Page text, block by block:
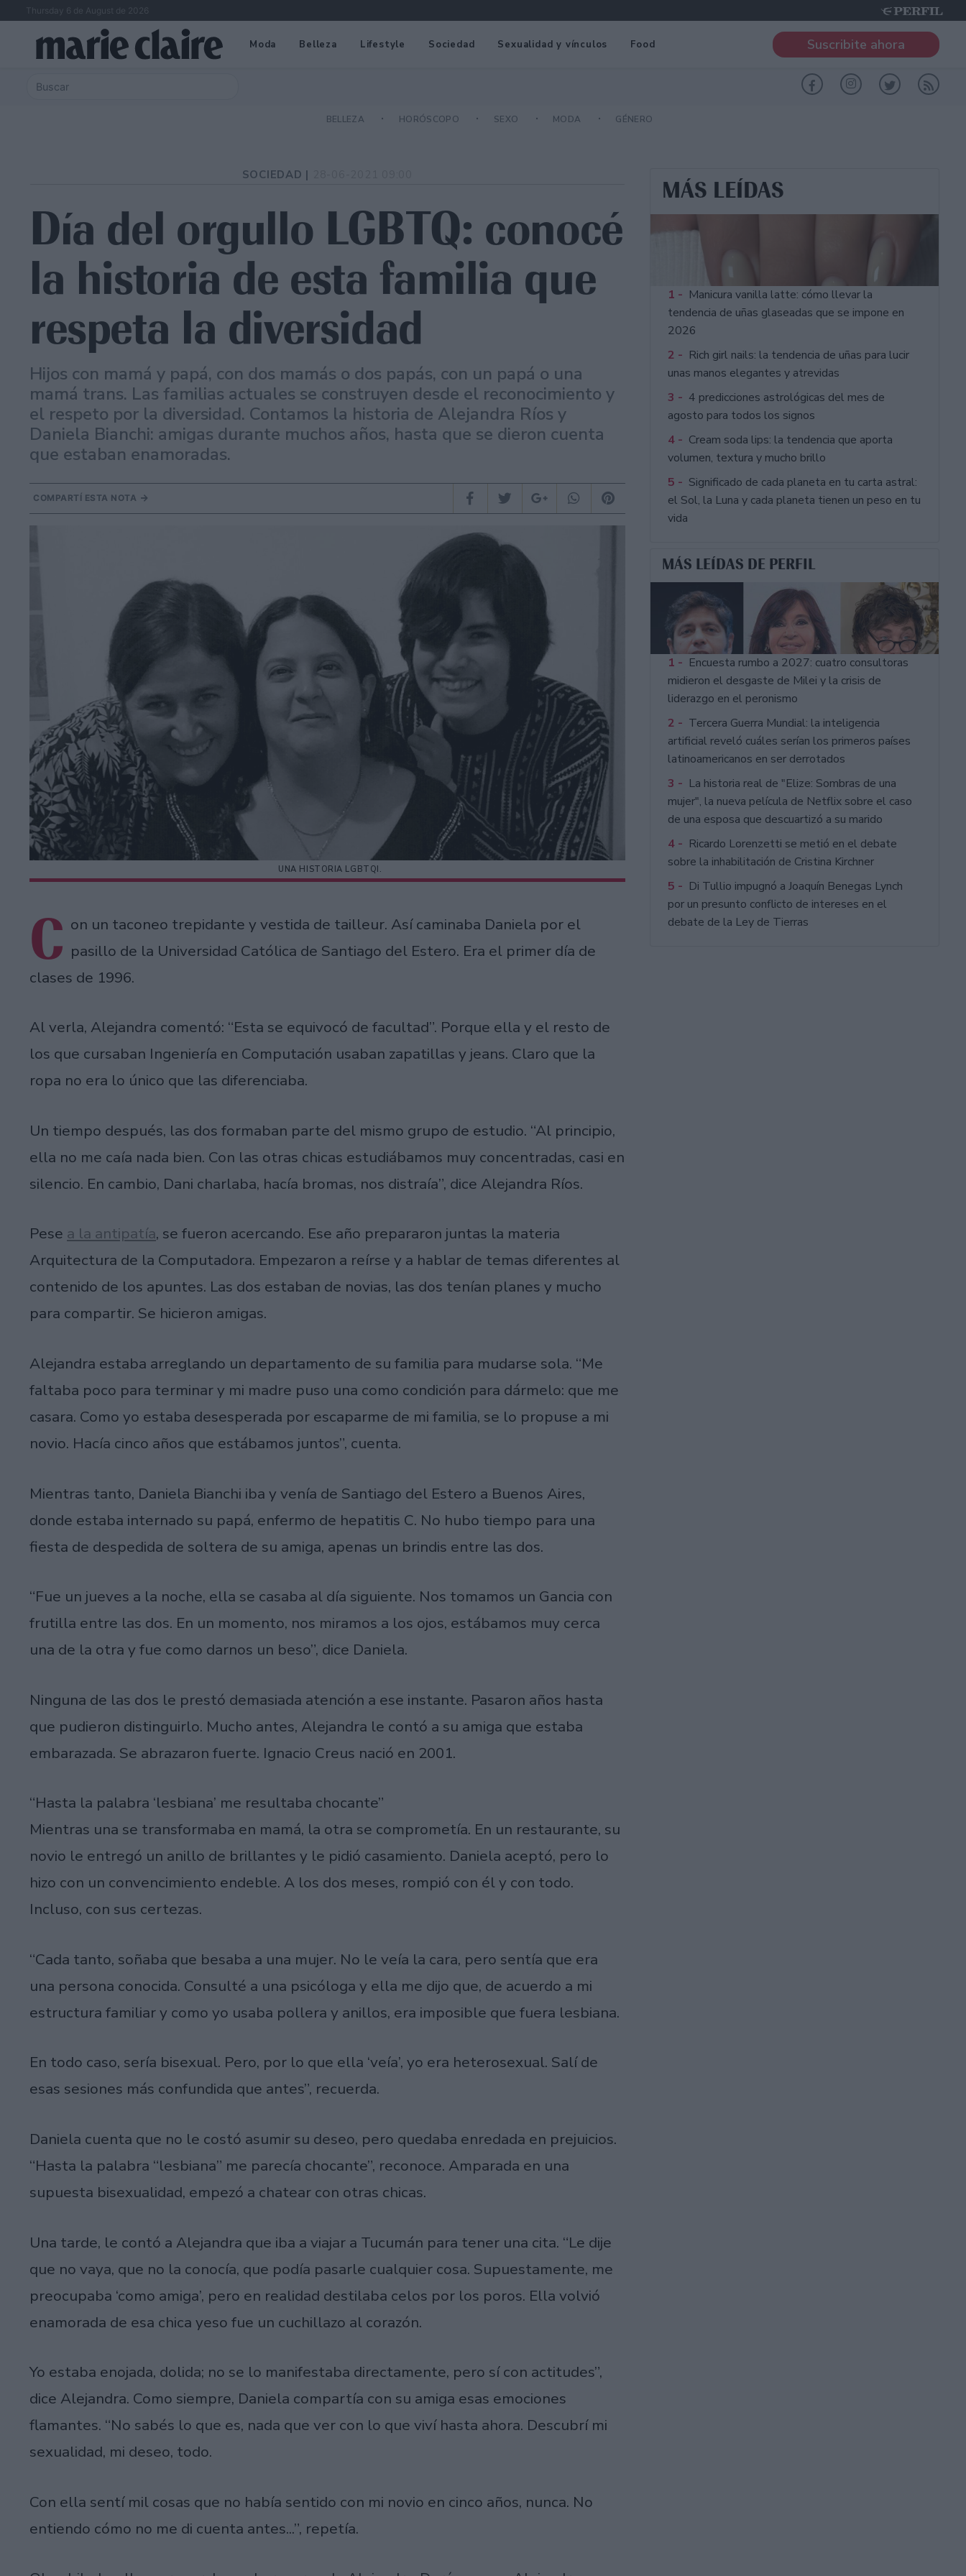
Thursday 6 de August de 2026
Moda Belleza Lifestyle Sociedad Sexualidad y vínculos Food Suscribite ahora
BELLEZA HORÓSCOPO SEXO MODA GÉNERO
SOCIEDAD |
Día del orgullo LGBTQ: conocé
la historia de esta familia que
respeta la diversidad
Hijos con mamá y papá, con dos mamás o dos papás, con un papá o una
mamá trans. Las familias actuales se construyen desde el reconocimiento y
el respeto por la diversidad. Contamos la historia de Alejandra Ríos y
Daniela Bianchi: amigas durante muchos años, hasta que se dieron cuenta
que estaban enamoradas.
COMPARTÍ ESTA NOTA
UNA HISTORIA LGBTQI.
C on un taconeo trepidante y vestida de tailleur. Así caminaba Daniela por el
pasillo de la Universidad Católica de Santiago del Estero. Era el primer día de
clases de 1996.
Al verla, Alejandra comentó: “Esta se equivocó de facultad”. Porque ella y el resto de
los que cursaban Ingeniería en Computación usaban zapatillas y jeans. Claro que la
ropa no era lo único que las diferenciaba.
Un tiempo después, las dos formaban parte del mismo grupo de estudio. “Al principio,
ella no me caía nada bien. Con las otras chicas estudiábamos muy concentradas, casi en
silencio. En cambio, Dani charlaba, hacía bromas, nos distraía”, dice Alejandra Ríos.
Pese a la antipatía, se fueron acercando. Ese año prepararon juntas la materia
Arquitectura de la Computadora. Empezaron a reírse y a hablar de temas diferentes al
contenido de los apuntes. Las dos estaban de novias, las dos tenían planes y mucho
para compartir. Se hicieron amigas.
Alejandra estaba arreglando un departamento de su familia para mudarse sola. “Me
faltaba poco para terminar y mi madre puso una como condición para dármelo: que me
casara. Como yo estaba desesperada por escaparme de mi familia, se lo propuse a mi
novio. Hacía cinco años que estábamos juntos”, cuenta.
Mientras tanto, Daniela Bianchi iba y venía de Santiago del Estero a Buenos Aires,
donde estaba internado su papá, enfermo de hepatitis C. No hubo tiempo para una
fiesta de despedida de soltera de su amiga, apenas un brindis entre las dos.
“Fue un jueves a la noche, ella se casaba al día siguiente. Nos tomamos un Gancia con
frutilla entre las dos. En un momento, nos miramos a los ojos, estábamos muy cerca
una de la otra y fue como darnos un beso”, dice Daniela.
Ninguna de las dos le prestó demasiada atención a ese instante. Pasaron años hasta
que pudieron distinguirlo. Mucho antes, Alejandra le contó a su amiga que estaba
embarazada. Se abrazaron fuerte. Ignacio Creus nació en 2001.
“Hasta la palabra ‘lesbiana’ me resultaba chocante”
Mientras una se transformaba en mamá, la otra se comprometía. En un restaurante, su
novio le entregó un anillo de brillantes y le pidió casamiento. Daniela aceptó, pero lo
hizo con un convencimiento endeble. A los dos meses, rompió con él y con todo.
Incluso, con sus certezas.
“Cada tanto, soñaba que besaba a una mujer. No le veía la cara, pero sentía que era
una persona conocida. Consulté a una psicóloga y ella me dijo que, de acuerdo a mi
estructura familiar y como yo usaba pollera y anillos, era imposible que fuera lesbiana.
En todo caso, sería bisexual. Pero, por lo que ella ‘veía’, yo era heterosexual. Salí de
esas sesiones más confundida que antes”, recuerda.
Daniela cuenta que no le costó asumir su deseo, pero quedaba enredada en prejuicios.
“Hasta la palabra “lesbiana” me parecía chocante”, reconoce. Amparada en una
supuesta bisexualidad, empezó a chatear con otras chicas.
Una tarde, le contó a Alejandra que iba a viajar a Tucumán para tener una cita. “Le dije
que no vaya, que no la conocía, que podía pasarle cualquier cosa. Supuestamente, me
preocupaba ‘como amiga’, pero en realidad destilaba celos por los poros. Ella volvió
enamorada de esa chica yeso fue un cuchillazo al corazón.
Yo estaba enojada, dolida; no se lo manifestaba directamente, pero sí con actitudes”,
dice Alejandra. Como siempre, Daniela compartía con su amiga esas emociones
flamantes. “No sabés lo que es, nada que ver con lo que viví hasta ahora. Descubrí mi
sexualidad, mi deseo, todo.
Con ella sentí mil cosas que no había sentido con mi novio en cinco años, nunca. No
entiendo cómo no me di cuenta antes...”, repetía.
MÁS LEÍDAS
1 - Manicura vanilla latte: cómo llevar la
tendencia de uñas glaseadas que se impone en
2026
2 - Rich girl nails: la tendencia de uñas para lucir
unas manos elegantes y atrevidas
3 - 4 predicciones astrológicas del mes de
agosto para todos los signos
4 - Cream soda lips: la tendencia que aporta
volumen, textura y mucho brillo
5 - Significado de cada planeta en tu carta astral:
el Sol, la Luna y cada planeta tienen un peso en tu
vida
MÁS LEÍDAS DE PERFIL
1 - Encuesta rumbo a 2027: cuatro consultoras
midieron el desgaste de Milei y la crisis de
liderazgo en el peronismo
2 - Tercera Guerra Mundial: la inteligencia
artificial reveló cuáles serían los primeros países
latinoamericanos en ser derrotados
3 - La historia real de "Elize: Sombras de una
mujer", la nueva película de Netflix sobre el caso
de una esposa que descuartizó a su marido
4 - Ricardo Lorenzetti se metió en el debate
sobre la inhabilitación de Cristina Kirchner
5 - Di Tullio impugnó a Joaquín Benegas Lynch
por un presunto conflicto de intereses en el
debate de la Ley de Tierras